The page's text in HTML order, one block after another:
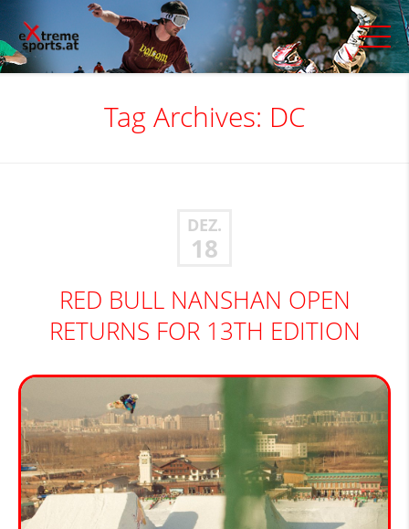
Tag Archives: DC
DEZ.
18
RED BULL NANSHAN OPEN
RETURNS FOR 13TH EDITION